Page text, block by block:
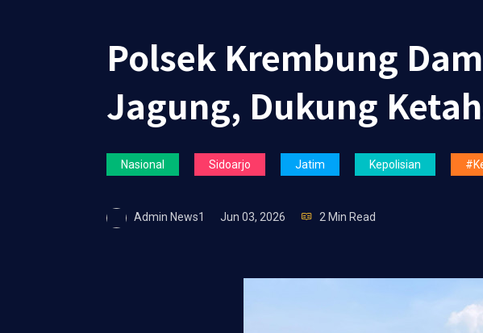
Polsek Krembung
Jagung, Dukung
Nasional Sidoarjo Jatim Kepolisian
Admin News1 Jun 03, 2026 2 Min Read